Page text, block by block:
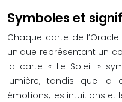
Symboles et
Chaque carte de
unique représentant un
la carte « Le Soleil »
lumière, tandis que la
émotions, les intuitions et